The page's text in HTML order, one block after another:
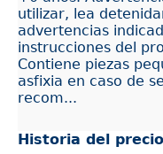
utilizar, lea
advertencias
instrucciones del
Contiene piezas
asfixia en caso de
recom...
Historia del precio